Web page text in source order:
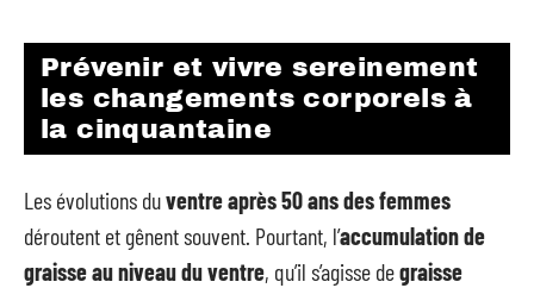
Prévenir et vivre sereinement
les changements corporels à
la cinquantaine
Les évolutions duventre après 50 ans des femmes
déroutent et gênent souvent. Pourtant, l’accumulation de
graisse au niveau du ventre, qu’il s’agisse degraisse